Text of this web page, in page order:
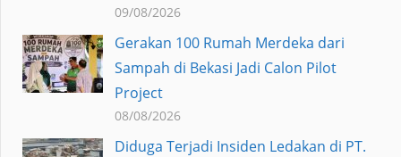
09/08/2026
Gerakan 100 Rumah Merdeka dari
Sampah di Bekasi Jadi Calon Pilot
Project
08/08/2026
Diduga Terjadi Insiden Ledakan di PT.